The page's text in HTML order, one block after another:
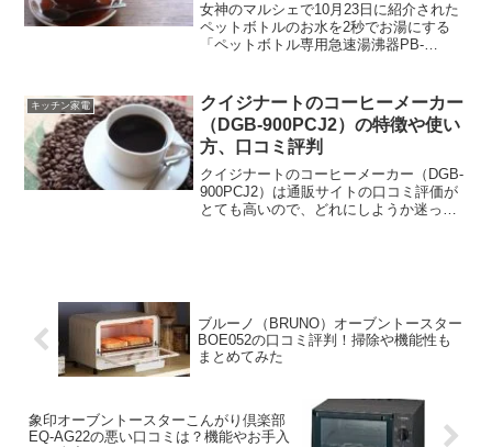
女神のマルシェで10月23日に紹介された
ペットボトルのお水を2秒でお湯にする
「ペットボトル専用急速湯沸器PB-
が、この最新モデルの使い勝手のよさや
電気代、口コミ、最...
キッチン家電
クイジナートのコーヒーメーカー
（DGB-900PCJ2）の特徴や使い
方、口コミ評判
クイジナートのコーヒーメーカー（DGB-
900PCJ2）は通販サイトの口コミ評価が
とても高いので、どれにしようか迷って
ひ参考にしてくださいね。
ブルーノ（BRUNO）オーブントースター
BOE052の口コミ評判！掃除や機能性も
まとめてみた
象印オーブントースターこんがり倶楽部
EQ-AG22の悪い口コミは？機能やお手入